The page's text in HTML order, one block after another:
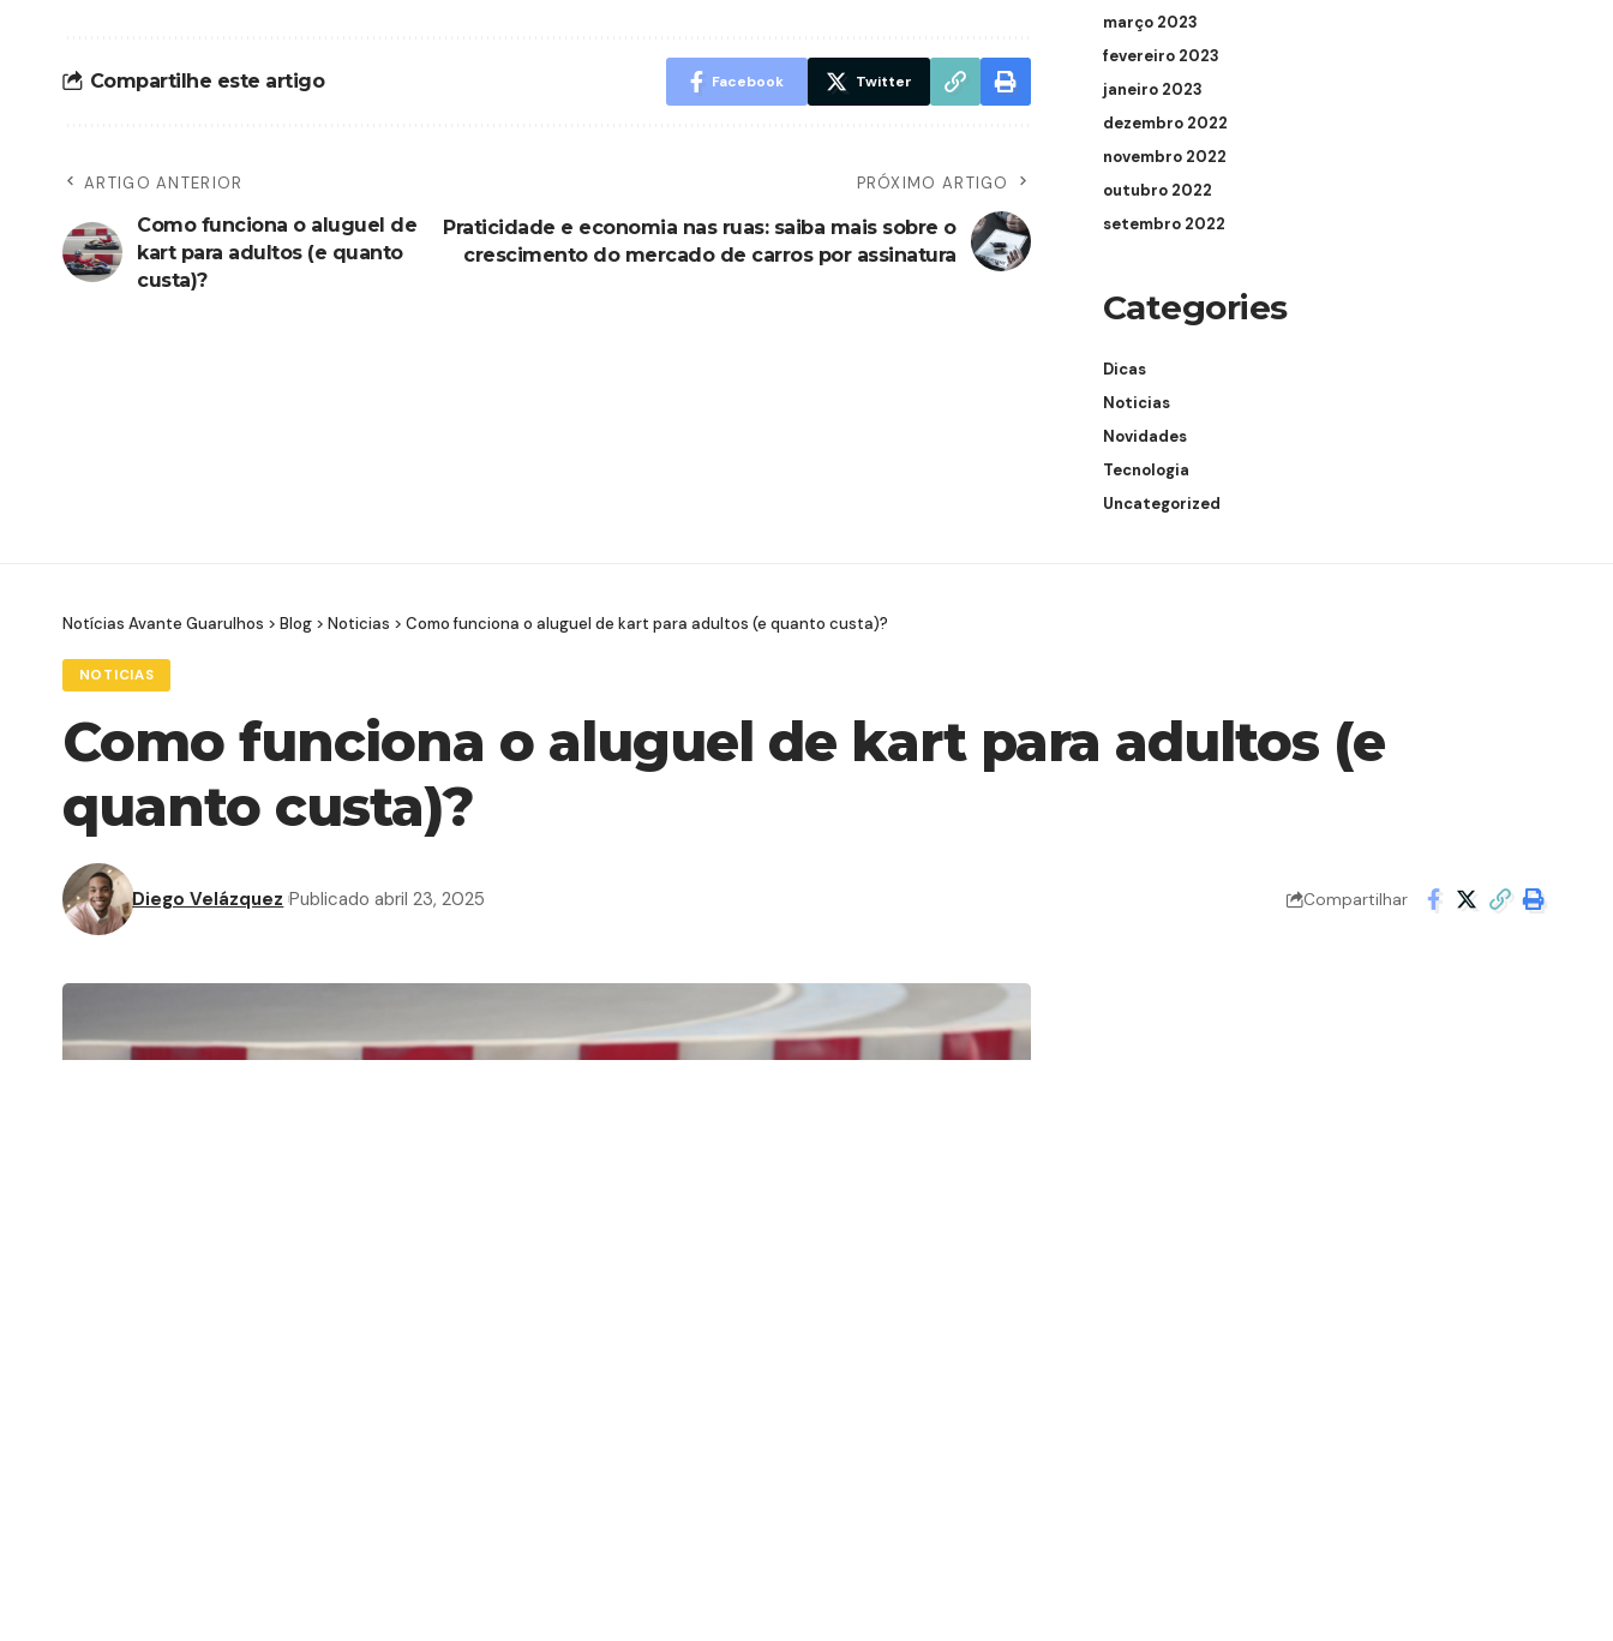
Compartilhe este artigo Facebook Twitter
ARTIGO ANTERIOR
Como funciona o aluguel de
kart para adultos (e quanto
custa)?
PRÓXIMO ARTIGO
Praticidade e economia nas ruas: saiba mais sobre o
crescimento do mercado de carros por assinatura
março 2023
fevereiro 2023
janeiro 2023
dezembro 2022
novembro 2022
outubro 2022
setembro 2022
Categories
Dicas
Noticias
Novidades
Tecnologia
Uncategorized
Notícias Avante Guarulhos > Blog > Noticias > Como funciona o aluguel de kart para adultos (e quanto custa)?
NOTICIAS
Como funciona o aluguel de kart para adultos (e
quanto custa)?
Diego Velázquez Publicado abril 23, 2025 Compartilhar